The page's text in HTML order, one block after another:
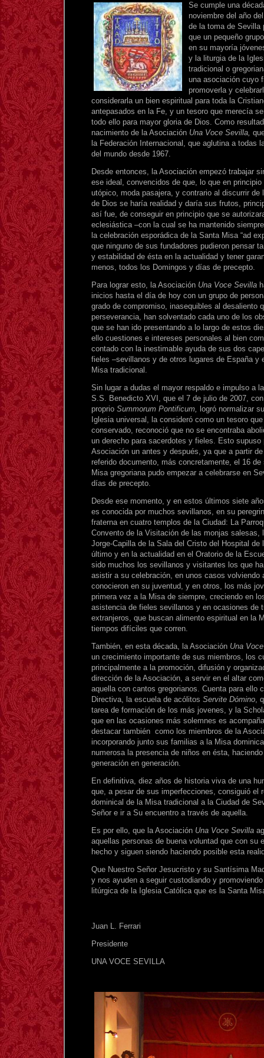
Se cumple una
noviembre del año
de la toma de Sevilla
que un pequeño
en su mayoría
y la liturgia de la
tradicional o
una asociación cuyo
promoverla y
considerarla un bien espiritual para toda la
antepasados en la Fe, y un tesoro que merecía
todo ello para mayor gloria de Dios. Como
nacimiento de la Asociación Una Voce Sevilla,
la Federación Internacional, que aglutina a todas
del mundo desde 1967.
Desde entonces, la Asociación empezó trabajar
ese ideal, convencidos de que, lo que en
utópico, moda pasajera, y contrario al discurrir
de Dios se haría realidad y daría sus frutos,
así fue, de conseguir en principio que se
eclesiástica –con la cual se ha mantenido
la celebración esporádica de la Santa Misa “ad
que ninguno de sus fundadores pudieron pensar
y estabilidad de ésta en la actualidad y tener
menos, todos los Domingos y días de precepto.
Para lograr esto, la Asociación Una Voce Sevilla
inicios hasta el día de hoy con un grupo de
grado de compromiso, inasequibles al desaliento
perseverancia, han solventado cada uno de los
que se han ido presentando a lo largo de estos
ello cuestiones e intereses personales al bien
contado con la inestimable ayuda de sus dos
fieles –sevillanos y de otros lugares de España y
Misa tradicional.
Sin lugar a dudas el mayor respaldo e impulso a
S.S. Benedicto XVI, que el 7 de julio de 2007,
proprio Summorum Pontificum, logró normalizar
Iglesia universal, la consideró como un tesoro
conservado, reconoció que no se encontraba
un derecho para sacerdotes y fieles. Esto supuso
Asociación un antes y después, ya que a partir
referido documento, más concretamente, el 16
Misa gregoriana pudo empezar a celebrarse en
días de precepto.
Desde ese momento, y en estos últimos siete
es conocida por muchos sevillanos, en su
fraterna en cuatro templos de la Ciudad: La
Convento de la Visitación de las monjas salesas,
Jorge-Capilla de la Sala del Cristo del Hospital de
último y en la actualidad en el Oratorio de la
sido muchos los sevillanos y visitantes los que
asistir a su celebración, en unos casos volviendo
conocieron en su juventud, y en otros, los más
primera vez a la Misa de siempre, creciendo en
asistencia de fieles sevillanos y en ocasiones de
extranjeros, que buscan alimento espiritual en la
tiempos difíciles que corren.
También, en esta década, la Asociación Una
un crecimiento importante de sus miembros, los
principalmente a la promoción, difusión y
dirección de la Asociación, a servir en el altar
aquella con cantos gregorianos. Cuenta para ello
Directiva, la escuela de acólitos Servite Dómino ,
tarea de formación de los más jovenes, y la
que en las ocasiones más solemnes es
destacar también como los miembros de la
incorporando junto sus familias a la Misa
numerosa la presencia de niños en ésta,
generación en generación.
En definitiva, diez años de historia viva de una
que, a pesar de sus imperfecciones, consiguió el
dominical de la Misa tradicional a la Ciudad de
Señor e ir a Su encuentro a través de aquella.
Es por ello, que la Asociación Una Voce Sevilla
aquellas personas de buena voluntad que con su
hecho y siguen siendo haciendo posible esta
Que Nuestro Señor Jesucristo y su Santísima
y nos ayuden a seguir custodiando y
litúrgica de la Iglesia Católica que es la Santa
Juan L. Ferrari
Presidente
UNA VOCE SEVILLA